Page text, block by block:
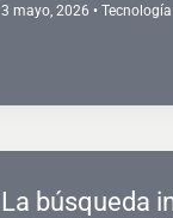
3 mayo, 2026 •
La búsqueda